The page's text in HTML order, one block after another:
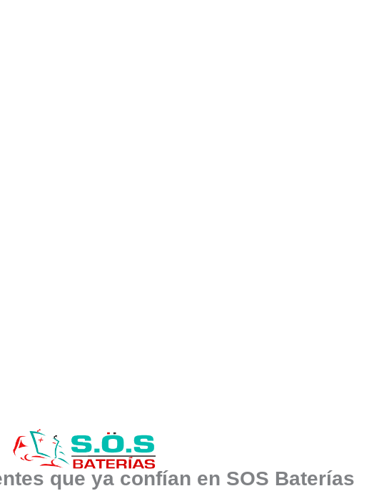
que ya confían en SOS Baterías